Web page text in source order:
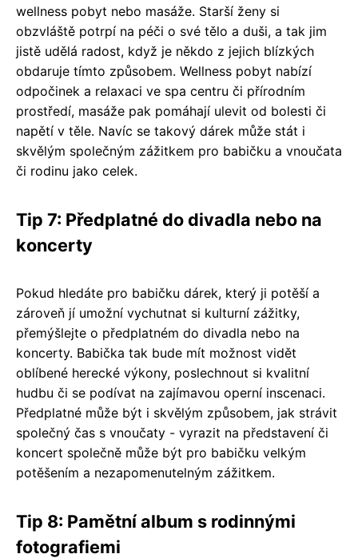
wellness pobyt nebo masáže. Starší ženy si
obzvláště potrpí na péči o své tělo a duši, a tak jim
jistě udělá radost, když je někdo z jejich blízkých
obdaruje tímto způsobem. Wellness pobyt nabízí
odpočinek a relaxaci ve spa centru či přírodním
prostředí, masáže pak pomáhají ulevit od bolesti či
napětí v těle. Navíc se takový dárek může stát i
skvělým společným zážitkem pro babičku a vnoučata
či rodinu jako celek.
Tip 7: Předplatné do divadla nebo na
koncerty
Pokud hledáte pro babičku dárek, který ji potěší a
zároveň jí umožní vychutnat si kulturní zážitky,
přemýšlejte o předplatném do divadla nebo na
koncerty. Babička tak bude mít možnost vidět
oblíbené herecké výkony, poslechnout si kvalitní
hudbu či se podívat na zajímavou operní inscenaci.
Předplatné může být i skvělým způsobem, jak strávit
společný čas s vnoučaty - vyrazit na představení či
koncert společně může být pro babičku velkým
potěšením a nezapomenutelným zážitkem.
Tip 8: Pamětní album s rodinnými
fotografiemi